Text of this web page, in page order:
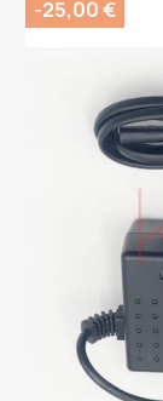
-25,00 €